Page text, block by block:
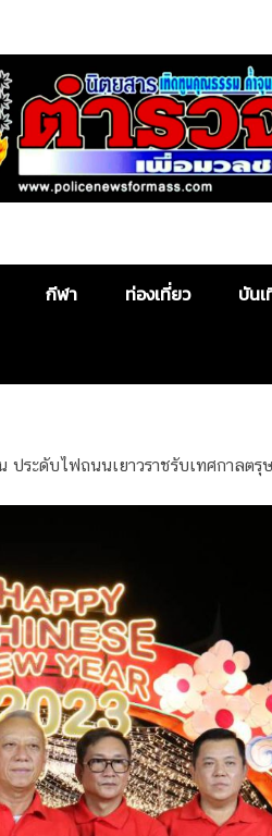
News
กีฬา ท่องเที่ยว บันเ
ะดับไฟถนนเยาวราชรับเทศกาลตรุ